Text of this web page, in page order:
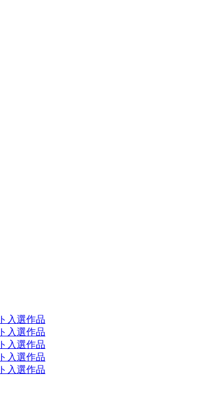
入選作品
入選作品
入選作品
入選作品
入選作品